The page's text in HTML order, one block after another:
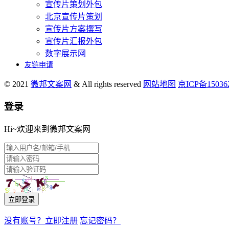
宣传片策划外包
北京宣传片策划
宣传片方案撰写
宣传片汇报外包
数字展示网
友链申请
© 2021 微邦文案网 & All rights reserved 网站地图 京ICP备
登录
Hi~欢迎来到微邦文案网
立即登录
没有账号？立即注册 忘记密码？